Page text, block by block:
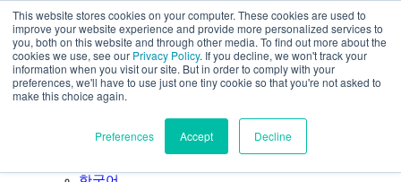
This website stores cookies on your computer. These cookies are used to
improve your website experience and provide more personalized services to
you, both on this website and through other media. To find out more about the
cookies we use, see our Privacy Policy. If you decline, we won't track your
information when you visit our site. But in order to comply with your
preferences, we'll have to use just one tiny cookie so that you're not asked to
make this choice again.
Preferences Accept Decline
Skip to main content
SPEE3D
Français
English
Español
Italiano